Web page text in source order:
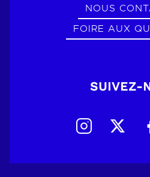
NOUS
FOIRE AUX
SUIVEZ-